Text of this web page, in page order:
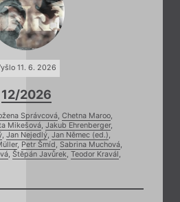
11. 6. 2026
12/2026
Správcová, Chetna Maroo,
Mikešová, Jakub Ehrenberger,
, Jan Nejedlý, Jan Němec (ed.),
, Petr Šmíd, Sabrina Muchová,
, Štěpán Javůrek, Teodor Kravál,